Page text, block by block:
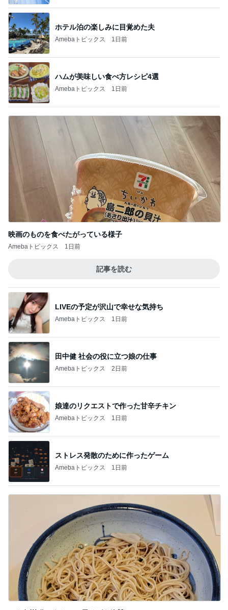
ホテル泊の楽しみに目覚めた夫
Amebaトピックス 1日前
ハムが美味しい食べ方レシピ4選
Amebaトピックス 1日前
映画のものを食べたがっている様子
Amebaトピックス 1日前
記事を読む
LIVEの予定が沢山で幸せな気持ち
Amebaトピックス 1日前
田中健 社会の役に立つ娘の仕事
Amebaトピックス 2日前
娘達のリクエストで作った甘辛チキン
Amebaトピックス 1日前
ストレス発散のために作ったゲーム
Amebaトピックス 1日前